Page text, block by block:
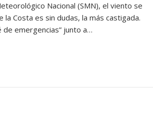
Nacional (SMN), el viento se
Costa es sin dudas, la más castigada.
de emergencias” junto a…